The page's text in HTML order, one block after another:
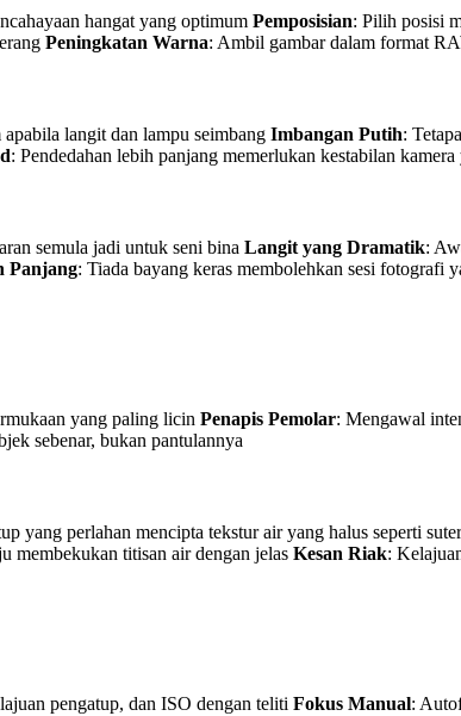
hangat yang optimum Pemposisian: Pilih posisi
Peningkatan Warna: Ambil gambar dalam format
langit dan lampu seimbang Imbangan Putih:
: Pendedahan lebih panjang memerlukan kestabilan
semula jadi untuk seni bina Langit yang Dramatik:
Panjang: Tiada bayang keras membolehkan sesi fotografi
yang paling licin Penapis Pemolar: Mengawal
sebenar, bukan pantulannya
yang perlahan mencipta tekstur air yang halus seperti
membekukan titisan air dengan jelas Kesan Riak:
pengatup, dan ISO dengan teliti Fokus Manual: